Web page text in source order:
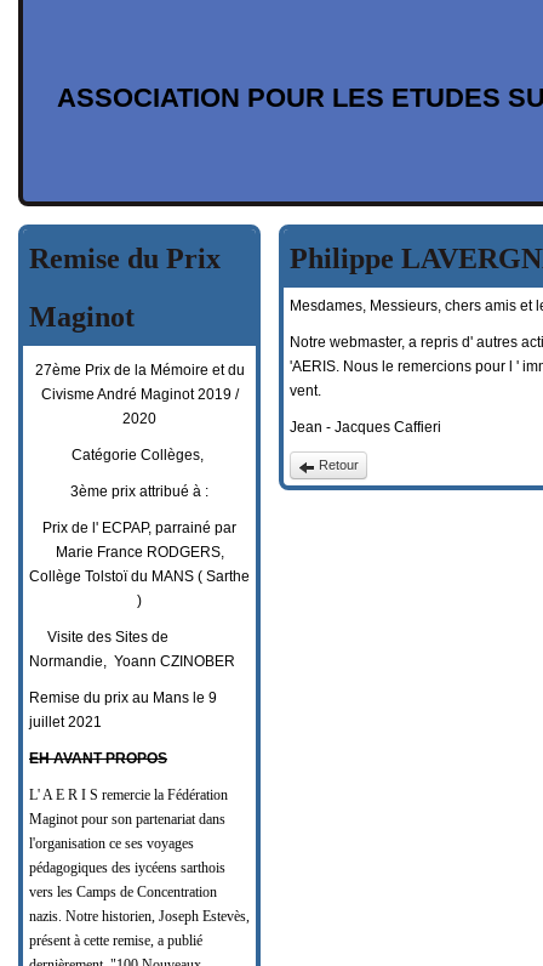
ASSOCIATION POUR LES ETUDES
Remise du Prix
Maginot
27ème Prix de la Mémoire et du
Civisme André Maginot 2019 /
2020
Catégorie Collèges,
3ème prix attribué à :
Prix de l' ECPAP, parrainé par
Marie France RODGERS,
Collège Tolstoï du MANS ( Sarthe
)
Visite des Sites de
Normandie, Yoann CZINOBER
Remise du prix au Mans le 9
juillet 2021
EH AVANT PROPOS
L' A E R I S remercie la Fédération
Maginot pour son partenariat dans
l'organisation ce ses voyages
pédagogiques des iycéens sarthois
vers les Camps de Concentration
nazis. Notre historien, Joseph Estevès,
présent à cette remise, a publié
Philippe
Mesdames, Messieurs, chers amis et
Notre webmaster, a repris d' autres
'AERIS. Nous le remercions pour l '
vent.
Jean - Jacques Caffieri
Retour